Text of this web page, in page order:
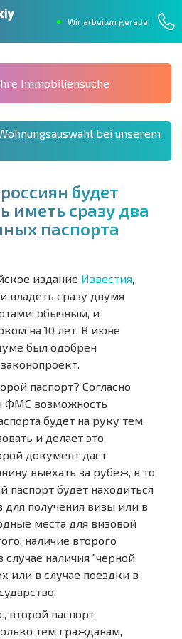
Wir arbeiten gerade!
Immobiliensuche
bei unserem
россиян будет
ь иметь сразу два
ных паспорта
издание Известия,
владеть сразу двумя
обычным, и
на 10 лет. В июне
был одобрен
паспорт? Согласно
ФМС возможность
будет на руку тем,
и делает это
документ даст
выехать за рубеж, в то
паспорт будет находиться
для получения визы или в
места для визовой
наличие второго
наличия "черной
или в случае поездки в
второй паспорт
тем гражданам,